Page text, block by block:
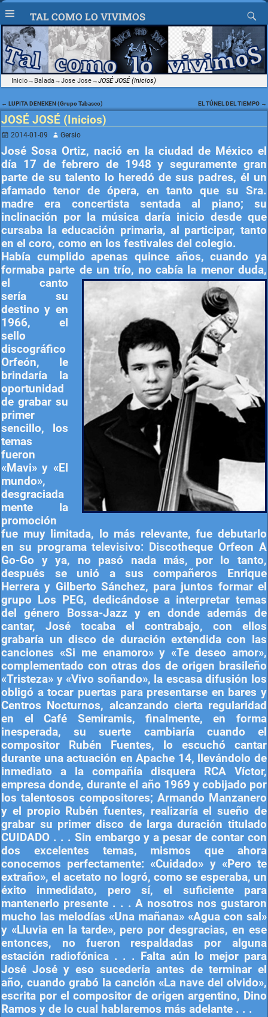
TAL COMO LO VIVIMOS
Inicio→ Balada→Jose Jose→JOSÉ JOSÉ (Inicios)
Navegación de entradas
← LUPITA DENEKEN (Grupo Tabasco) EL TÚNEL DEL TIEMPO →
JOSÉ JOSÉ (Inicios)
2014-01-09 Gersio
José Sosa Ortiz, nació en la ciudad de México el
día 17 de febrero de 1948 y seguramente gran
parte de su talento lo heredó de sus padres, él un
afamado tenor de ópera, en tanto que su Sra.
madre era concertista sentada al piano; su
inclinación por la música daría inicio desde que
cursaba la educación primaria, al participar, tanto
en el coro, como en los festivales del colegio.
Había cumplido apenas quince años, cuando ya
formaba parte de un trío, no cabía la menor duda,
el canto
sería su
destino y en
1966, el
sello
discográfico
Orfeón, le
brindaría la
oportunidad
de grabar su
primer
sencillo, los
temas
fueron
«Mavi» y «El
mundo»,
desgraciada
mente la
promoción
fue muy limitada, lo más relevante, fue debutarlo
en su programa televisivo: Discotheque Orfeon A
Go-Go y ya, no pasó nada más, por lo tanto,
después se unió a sus compañeros Enrique
Herrera y Gilberto Sánchez, para juntos formar el
grupo Los PEG, dedicándose a interpretar temas
del género Bossa-Jazz y en donde además de
cantar, José tocaba el contrabajo, con ellos
grabaría un disco de duración extendida con las
canciones «Si me enamoro» y «Te deseo amor»,
complementado con otras dos de origen brasileño
«Tristeza» y «Vivo soñando», la escasa difusión los
obligó a tocar puertas para presentarse en bares y
Centros Nocturnos, alcanzando cierta regularidad
en el Café Semiramis, finalmente, en forma
inesperada, su suerte cambiaría cuando el
compositor Rubén Fuentes, lo escuchó cantar
durante una actuación en Apache 14, llevándolo de
inmediato a la compañía disquera RCA Víctor,
empresa donde, durante el año 1969 y cobijado por
los talentosos compositores; Armando Manzanero
y el propio Rubén fuentes, realizaría el sueño de
grabar su primer disco de larga duración titulado
CUIDADO . . . Sin embargo y a pesar de contar con
dos excelentes temas, mismos que ahora
conocemos perfectamente: «Cuidado» y «Pero te
extraño», el acetato no logró, como se esperaba, un
éxito inmedidato, pero sí, el suficiente para
mantenerlo presente . . . A nosotros nos gustaron
mucho las melodías «Una mañana» «Agua con sal»
y «Lluvia en la tarde», pero por desgracias, en ese
entonces, no fueron respaldadas por alguna
estación radiofónica . . . Falta aún lo mejor para
José José y eso sucedería antes de terminar el
año, cuando grabó la canción «La nave del olvido»,
escrita por el compositor de origen argentino, Dino
Ramos y de lo cual hablaremos más adelante . . .